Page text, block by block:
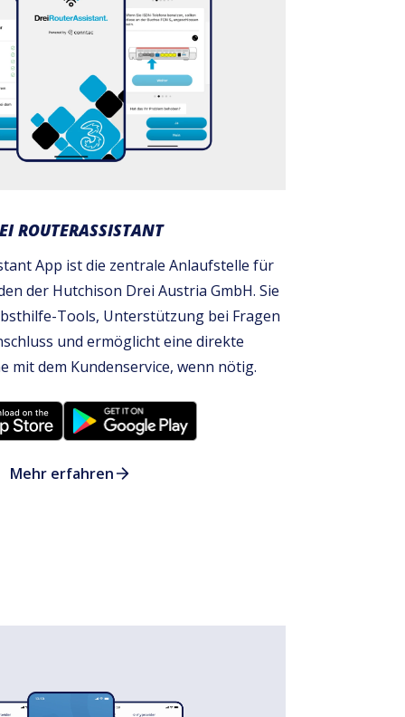
ROUTERASSISTANT
App ist die zentrale Anlaufstelle für
der Hutchison Drei Austria GmbH. Sie
Tools, Unterstützung bei Fragen
und ermöglicht eine direkte
mit dem Kundenservice, wenn nötig.
Mehr erfahren